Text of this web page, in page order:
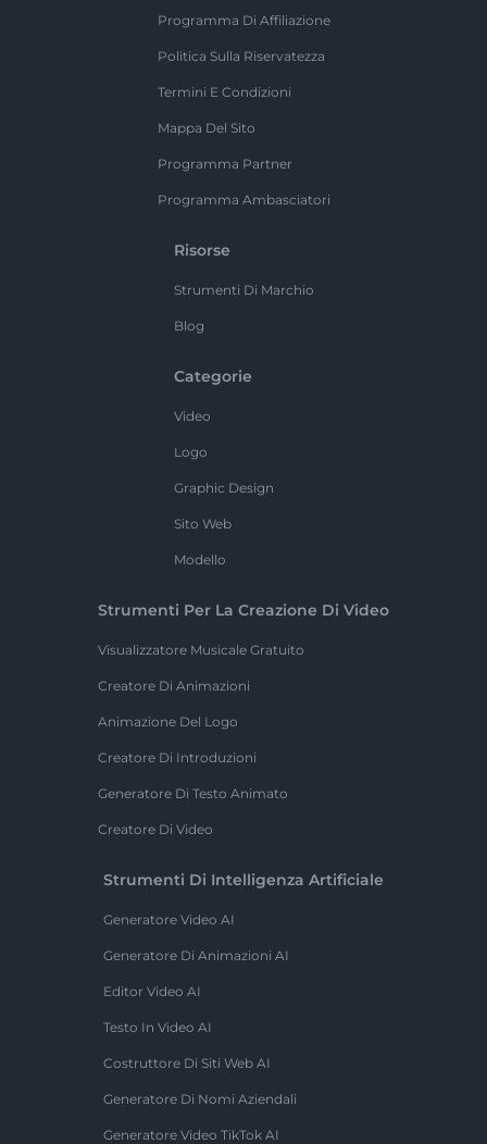
Programma Di Affiliazione
Politica Sulla Riservatezza
Termini E Condizioni
Mappa Del Sito
Programma Partner
Programma Ambasciatori
Risorse
Strumenti Di Marchio
Blog
Categorie
Video
Logo
Graphic Design
Sito Web
Modello
Strumenti Per La Creazione Di Video
Visualizzatore Musicale Gratuito
Creatore Di Animazioni
Animazione Del Logo
Creatore Di Introduzioni
Generatore Di Testo Animato
Creatore Di Video
Strumenti Di Intelligenza Artificiale
Generatore Video AI
Generatore Di Animazioni AI
Editor Video AI
Testo In Video AI
Costruttore Di Siti Web AI
Generatore Di Nomi Aziendali
Generatore Video TikTok AI